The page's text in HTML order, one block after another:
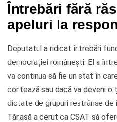
Întrebări fără
apeluri la
Deputatul a ridicat întrebări
democrației românești. El a
va continua să fie un stat în
contează sau dacă va deveni o
dictate de grupuri restrânse
Tănasă a cerut ca CSAT să